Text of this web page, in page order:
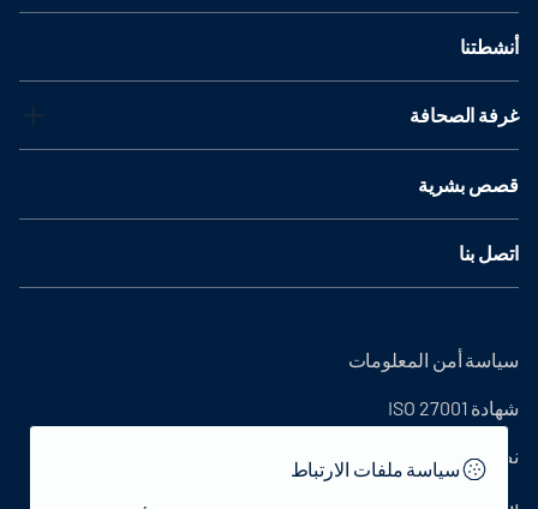
أنشطتنا
غرفة الصحافة
قصص بشرية
اتصل بنا
سياسة أمن المعلومات
شهادة ISO 27001
نص التوضيح
سياسة الخصوصية
سياسة ملفات الارتباط